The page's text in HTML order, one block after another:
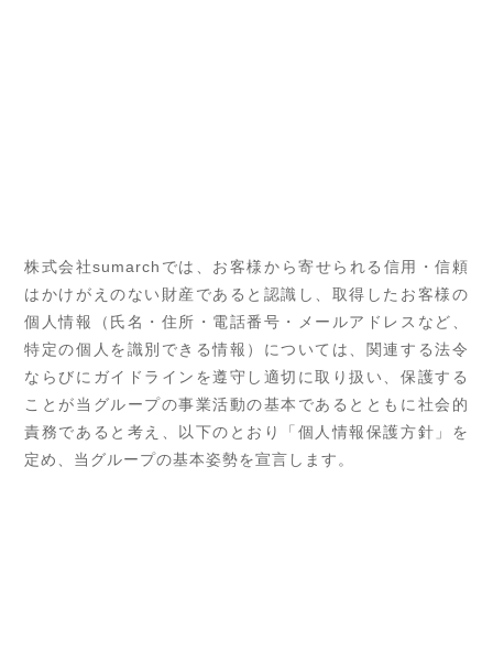
株式会社sumarchでは、お客様から寄せられる信用・信頼
はかけがえのない財産であると認識し、取得したお客様の
個人情報（氏名・住所・電話番号・メールアドレスなど、
特定の個人を識別できる情報）については、関連する法令
ならびにガイドラインを遵守し適切に取り扱い、保護する
ことが当グループの事業活動の基本であるとともに社会的
責務であると考え、以下のとおり「個人情報保護方針」を
定め、当グループの基本姿勢を宣言します。